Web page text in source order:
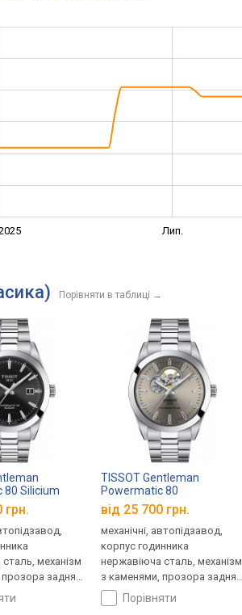
Лип.
Порівняти в таблиці →
80 Silicium
грн.
механізм
задня
браслет
Швейцарія
TISSOT Gentleman
Powermatic 80
T127.407.11.081.00
від 25 700 грн.
механічні, автопідзавод,
корпус годинника
нержавіюча сталь, механізм
з каменями, прозора задня
кришка, ремінець: браслет
сталь, WR 100, Швейцарія
порівняти